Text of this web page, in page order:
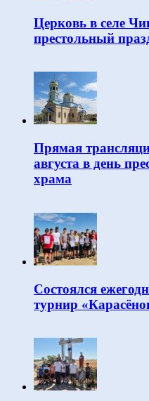
Церковь в селе
престольный
Прямая
августа в день
храма
Состоялся
турнир